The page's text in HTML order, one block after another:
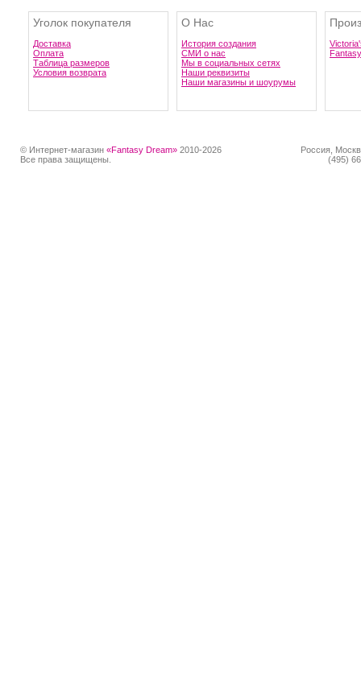
Уголок покупателя
Доставка
Оплата
Таблица размеров
Условия возврата
О Нас
История создания
СМИ о нас
Мы в социальных сетях
Наши реквизиты
Наши магазины и шоурумы
© Интернет-магазин «Fantasy Dream» 2010-2026
Все права защищены.
Россия,
(495)